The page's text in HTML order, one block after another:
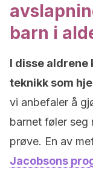
barn i
I disse aldrene
teknikk som
vi anbefaler å
barnet føler seg
prøve. En av
Jacobsons